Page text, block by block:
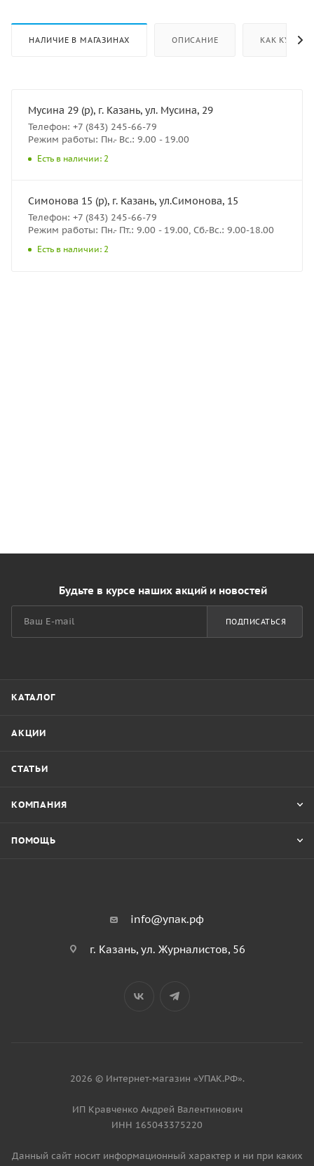
НАЛИЧИЕ В МАГАЗИНАХ ОПИСАНИЕ КАК КУПИТЬ
Мусина 29 (р), г. Казань, ул. Мусина, 29
Телефон: +7 (843) 245-66-79
Режим работы: Пн.- Вс.: 9.00 - 19.00
Есть в наличии: 2
Симонова 15 (р), г. Казань, ул.Симонова, 15
Телефон: +7 (843) 245-66-79
Режим работы: Пн.- Пт.: 9.00 - 19.00, Сб.-Вс.: 9.00-18.00
Есть в наличии: 2
Будьте в курсе наших акций и новостей
ПОДПИСАТЬСЯ
КАТАЛОГ
АКЦИИ
СТАТЬИ
КОМПАНИЯ
ПОМОЩЬ
info@упак.рф
г. Казань, ул. Журналистов, 56
2026 © Интернет-магазин «УПАК.РФ».
ИП Кравченко Андрей Валентинович
ИНН 165043375220
Данный сайт носит информационный характер и ни при каких